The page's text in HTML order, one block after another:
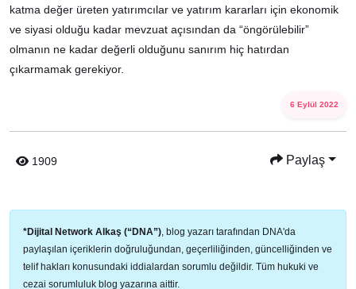
katma değer üreten yatırımcılar ve yatırım kararları için ekonomik
ve siyasi olduğu kadar mevzuat açısından da “öngörülebilir”
olmanın ne kadar değerli olduğunu sanırım hiç hatırdan
çıkarmamak gerekiyor.
6 Eylül 2022
1909 Paylaş
*Dijital Network Alkaş (“DNA”), blog yazarı tarafından DNA'da
paylaşılan içeriklerin doğruluğundan, geçerliliğinden, güncelliğinden ve
telif hakları konusundaki iddialardan sorumlu değildir. Tüm hukuki ve
cezai sorumluluk blog yazarına aittir.